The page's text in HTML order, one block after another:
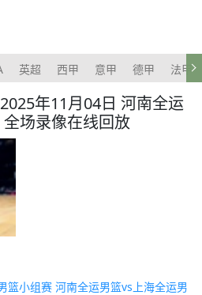
英超 西甲 意甲 德甲 法甲
年11月04日 河南全运
场录像在线回放
篮小组赛 河南全运男篮vs上海全运男